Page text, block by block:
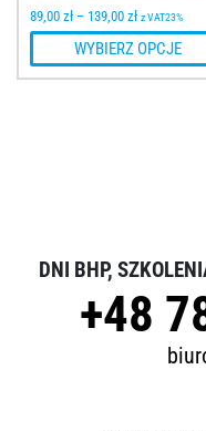
89,00 zł – 139,00 zł z VAT23%
WYBIERZ OPCJE
DNI BHP,
+48